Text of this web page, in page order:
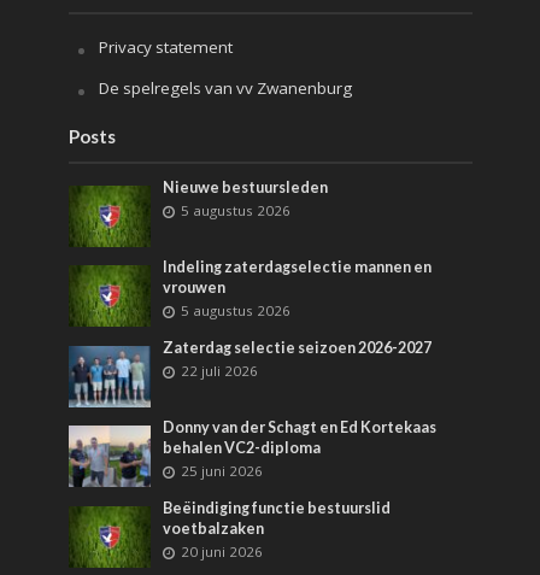
Privacy statement
De spelregels van vv Zwanenburg
Posts
Nieuwe bestuursleden
5 augustus 2026
Indeling zaterdagselectie mannen en
vrouwen
5 augustus 2026
Zaterdag selectie seizoen 2026-2027
22 juli 2026
Donny van der Schagt en Ed Kortekaas
behalen VC2-diploma
25 juni 2026
Beëindiging functie bestuurslid
voetbalzaken
20 juni 2026